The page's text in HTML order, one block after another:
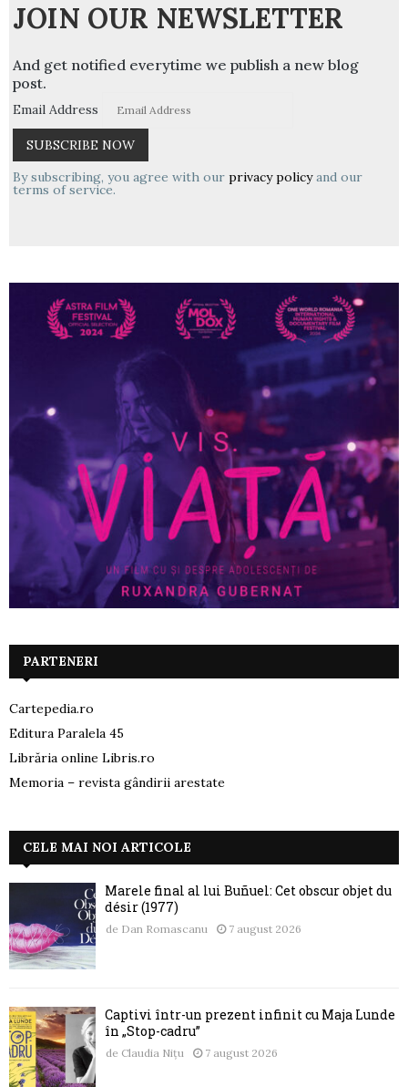
JOIN OUR NEWSLETTER
And get notified everytime we publish a new blog
post.
Email Address
By subscribing, you agree with our privacy policyand our
terms of service.
PARTENERI
Cartepedia.ro
Editura Paralela 45
Librăria online Libris.ro
Memoria – revista gândirii arestate
CELE MAI NOI ARTICOLE
Marele final al lui Buñuel: Cet obscur objet du
désir (1977)
de Dan Romascanu 7 august 2026
Captivi într-un prezent infinit cu Maja Lunde
în „Stop-cadru”
de Claudia Nițu 7 august 2026